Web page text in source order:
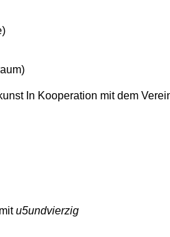
In Kooperation mit dem
u5undvierzig